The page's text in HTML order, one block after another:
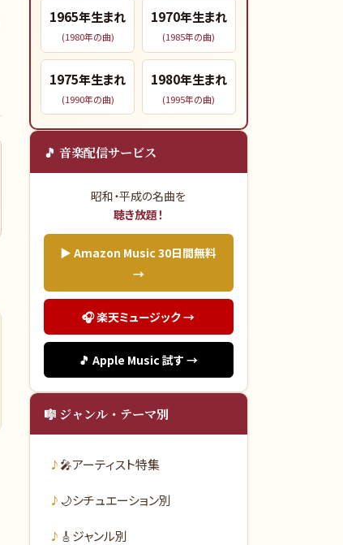
1965年生まれ
(1980年の曲)
1970年生まれ
(1985年の曲)
1975年生まれ
(1990年の曲)
1980年生まれ
(1995年の曲)
🎵 音楽配信サービス
昭和・平成の名曲を
聴き放題！
▶ Amazon Music 30日間無料
→
🎧 楽天ミュージック →
🎵 Apple Music 試す →
🎼 ジャンル・テーマ別
🎤アーティスト特集
🌙シチュエーション別
🎸ジャンル別